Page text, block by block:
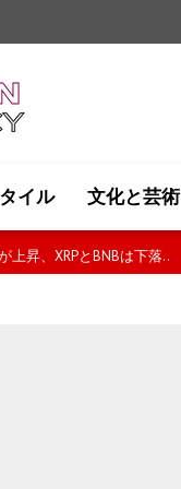
イル 文化と芸術
上昇、XRPとBNBは下落..